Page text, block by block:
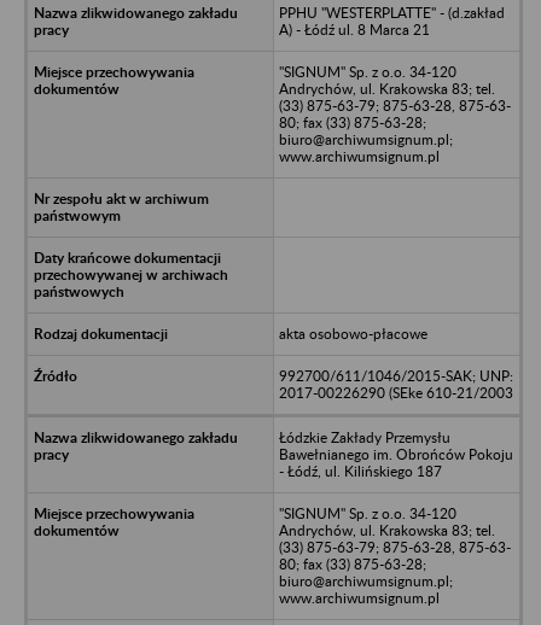
PPHU "WESTERPLATTE" - (d.zakład
A) - Łódź ul. 8 Marca 21
"SIGNUM" Sp. z o.o. 34-120
Andrychów, ul. Krakowska 83; tel.
(33) 875-63-79; 875-63-28, 875-63-
80; fax (33) 875-63-28;
biuro@archiwumsignum.pl;
www.archiwumsignum.pl
akta osobowo-płacowe
992700/611/1046/2015-SAK; UNP:
2017-00226290 (SEke 610-21/2003
Łódzkie Zakłady Przemysłu
Bawełnianego im. Obrońców Pokoju
- Łódź, ul. Kilińskiego 187
"SIGNUM" Sp. z o.o. 34-120
Andrychów, ul. Krakowska 83; tel.
(33) 875-63-79; 875-63-28, 875-63-
80; fax (33) 875-63-28;
biuro@archiwumsignum.pl;
www.archiwumsignum.pl